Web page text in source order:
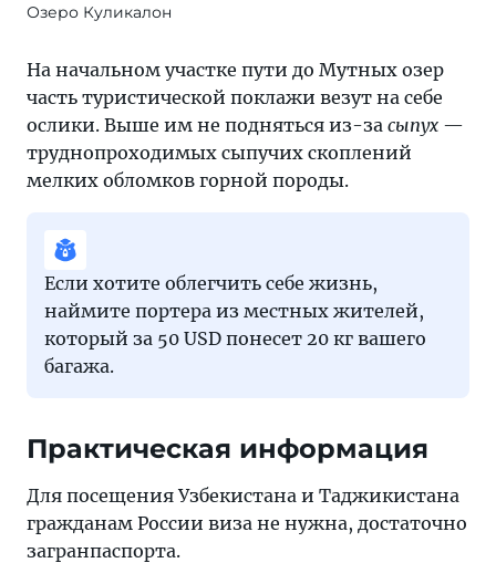
Озеро Куликалон
На начальном участке пути до Мутных озер
часть туристической поклажи везут на себе
ослики. Выше им не подняться из-за сыпух —
труднопроходимых сыпучих скоплений
мелких обломков горной породы.
Если хотите облегчить себе жизнь,
наймите портера из местных жителей,
который за 50 USD понесет 20 кг вашего
багажа.
Практическая информация
Для посещения Узбекистана и Таджикистана
гражданам России виза не нужна, достаточно
загранпаспорта.